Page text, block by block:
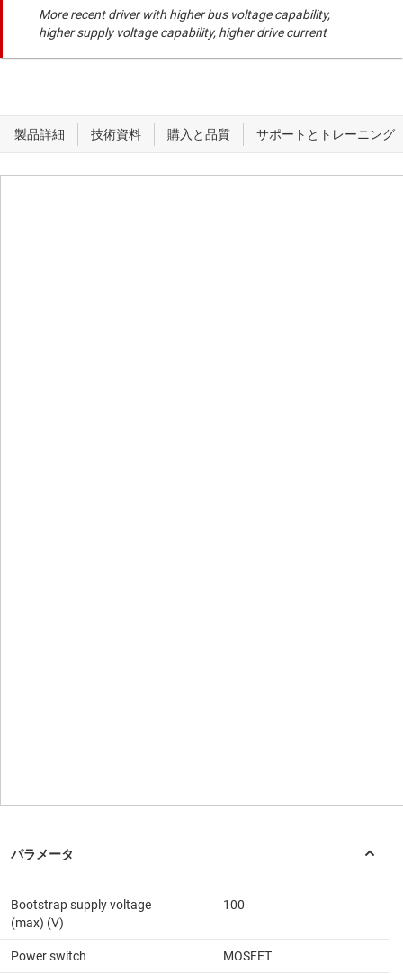
More recent driver with higher bus voltage capability,
higher supply voltage capability, higher drive current
Bootstrap supply voltage
(max) (V)
100
Power switch MOSFET